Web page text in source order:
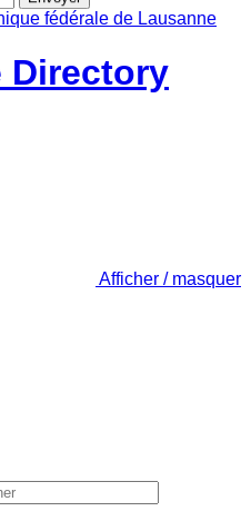
Directory
Afficher / masquer